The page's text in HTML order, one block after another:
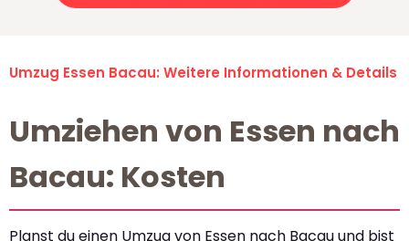
Umzug Essen Bacau: Weitere Informationen & Details
Umziehen von Essen nach
Bacau: Kosten
Planst du einen Umzug von Essen nach Bacau und bist